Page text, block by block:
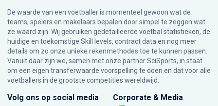
De waarde van een voetballer is momenteel gewoon wat de
teams, spelers en makelaars bepalen door simpel te zeggen wat
ze waard zijn. Wij gebruiken gedetailleerde voetbal statistieken, de
huidige en toekomstige Skill levels, contract data en nog meer
details om zo onze unieke rekenmethodes toe te kunnen passen.
Vanuit daar zijn we, samen met onze partner SciSports, in staat
om een eigen transferwaarde voorspelling te doen en dat voor alle
voetballers in de grootste competities wereldwijd.
Volg ons op social media Corporate & Media